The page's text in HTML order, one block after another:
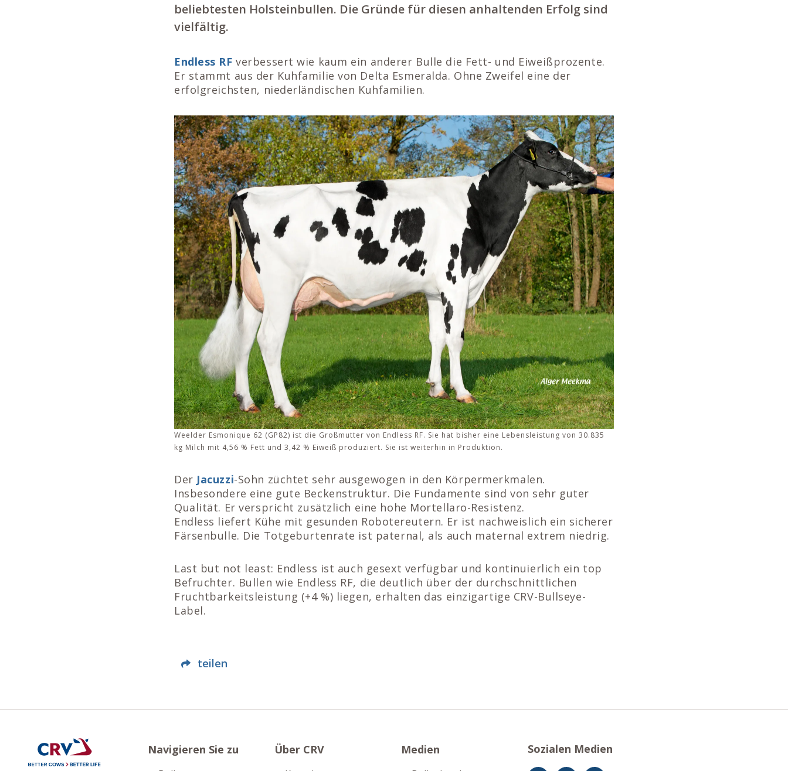
beliebtesten Holsteinbullen. Die Gründe für diesen anhaltenden Erfolg sind
vielfältig.
Endless RF verbessert wie kaum ein anderer Bulle die Fett- und Eiweißprozente.
Er stammt aus der Kuhfamilie von Delta Esmeralda. Ohne Zweifel eine der
erfolgreichsten, niederländischen Kuhfamilien.
Weelder Esmonique 62 (GP82) ist die Großmutter von Endless RF. Sie hat bisher eine Lebensleistung von 30.835
kg Milch mit 4,56 % Fett und 3,42 % Eiweiß produziert. Sie ist weiterhin in Produktion.
Der Jacuzzi-Sohn züchtet sehr ausgewogen in den Körpermerkmalen.
Insbesondere eine gute Beckenstruktur. Die Fundamente sind von sehr guter
Qualität. Er verspricht zusätzlich eine hohe Mortellaro-Resistenz.
Endless liefert Kühe mit gesunden Robotereutern. Er ist nachweislich ein sicherer
Färsenbulle. Die Totgeburtenrate ist paternal, als auch maternal extrem niedrig.
Last but not least: Endless ist auch gesext verfügbar und kontinuierlich ein top
Befruchter. Bullen wie Endless RF, die deutlich über der durchschnittlichen
Fruchtbarkeitsleistung (+4 %) liegen, erhalten das einzigartige CRV-Bullseye-
Label.
teilen
Navigieren Sie zu Über CRV Medien Sozialen Medien